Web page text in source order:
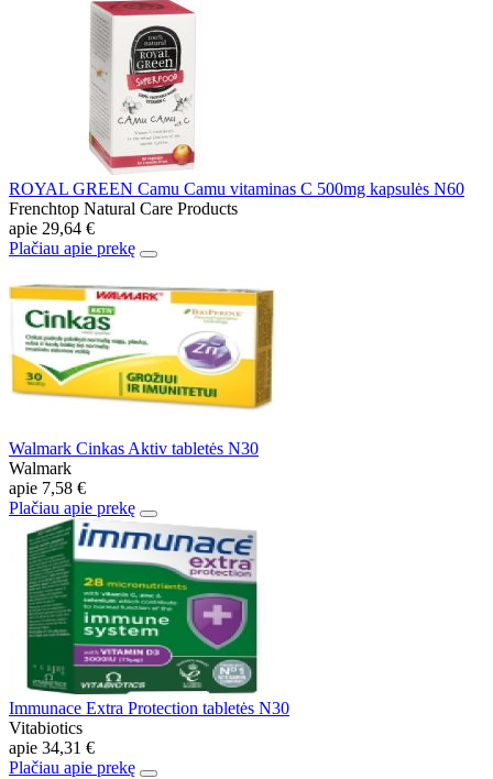
ROYAL GREEN Camu Camu vitaminas C 500mg kapsulės N60
Frenchtop Natural Care Products
apie 29,64 €
Plačiau apie prekę
Walmark Cinkas Aktiv tabletės N30
Walmark
apie 7,58 €
Plačiau apie prekę
Immunace Extra Protection tabletės N30
Vitabiotics
apie 34,31 €
Plačiau apie prekę